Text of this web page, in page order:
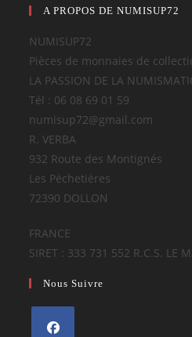
A PROPOS DE NUMISUP72
NUMISUP72
Pièces de monnaies de
LA PASSION DE LA
Tél : 06 08 69 01 59
numisup72@gmail.com
R. VERBA
932 Route des Montignés
Les Péchetières
72390 DOLLON
FRANCE
SIRET : 333 731 552 R.C.S. LE
Nous Suivre